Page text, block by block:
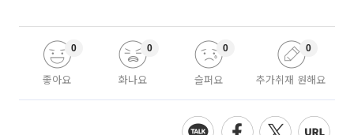
좋아요
0
화나요
0
슬퍼요
0
추가취재 원해요
0